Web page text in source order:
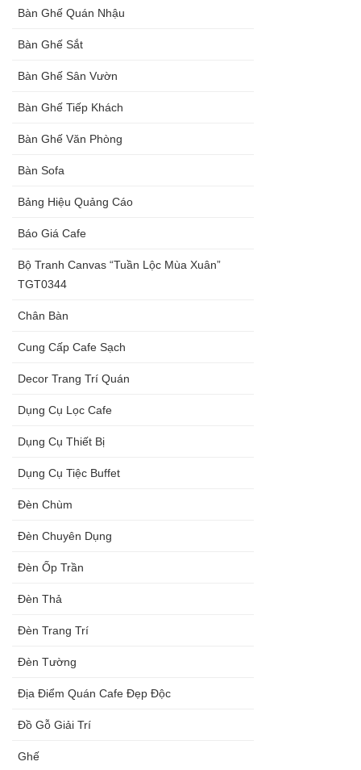
Bàn Ghế Quán Nhậu
Bàn Ghế Sắt
Bàn Ghế Sân Vườn
Bàn Ghế Tiếp Khách
Bàn Ghế Văn Phòng
Bàn Sofa
Bảng Hiệu Quảng Cáo
Báo Giá Cafe
Bộ Tranh Canvas “Tuần Lộc Mùa Xuân”
TGT0344
Chân Bàn
Cung Cấp Cafe Sạch
Decor Trang Trí Quán
Dụng Cụ Lọc Cafe
Dụng Cụ Thiết Bị
Dụng Cụ Tiệc Buffet
Đèn Chùm
Đèn Chuyên Dụng
Đèn Ốp Trần
Đèn Thả
Đèn Trang Trí
Đèn Tường
Địa Điểm Quán Cafe Đẹp Độc
Đồ Gỗ Giải Trí
Ghế